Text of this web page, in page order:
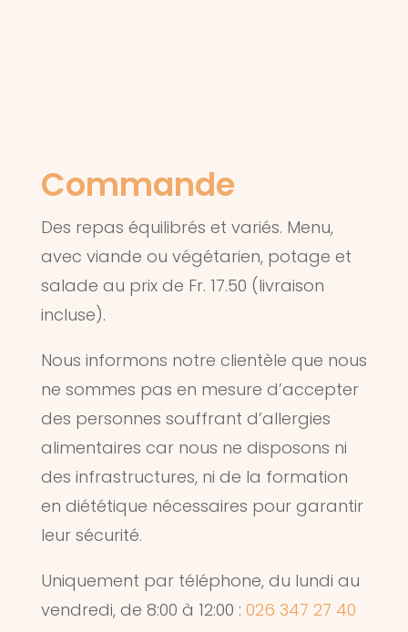
Commande
Des repas équilibrés et variés. Menu,
avec viande ou végétarien, potage et
salade au prix de Fr. 17.50 (livraison
incluse).
Nous informons notre clientèle que nous
ne sommes pas en mesure d’accepter
des personnes souffrant d’allergies
alimentaires car nous ne disposons ni
des infrastructures, ni de la formation
en diététique nécessaires pour garantir
leur sécurité.
Uniquement par téléphone, du lundi au
vendredi, de 8:00 à 12:00 : 026 347 27 40